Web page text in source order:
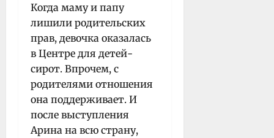
Когда маму и папу
лишили родительских
прав, девочка оказалась
в Центре для детей-
сирот. Впрочем, с
родителями отношения
она поддерживает. И
после выступления
Арина на всю страну,